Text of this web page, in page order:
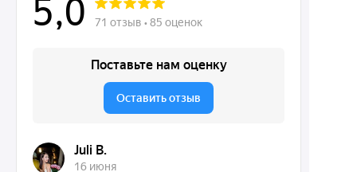
О нас
Политика конфиденциальности
Контакты